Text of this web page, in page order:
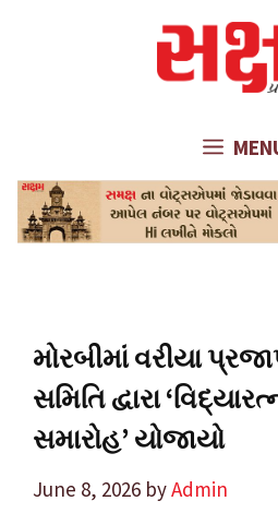
મોરબીમાં વરીયા
સમિતિ દ્વારા
સમારોહ’ યોજાયો
June 8, 2026 byAdmin